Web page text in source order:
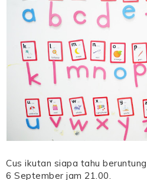
Cus ikutan siapa tahu
6 September jam 21.00.